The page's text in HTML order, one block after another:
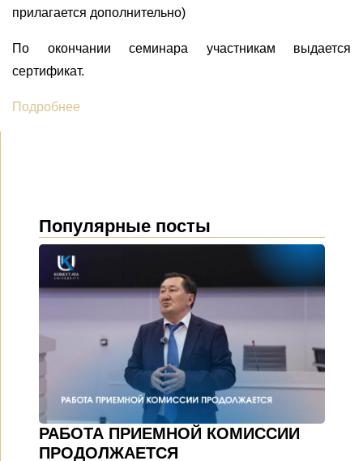
прилагается дополнительно)
По окончании семинара участникам выдается
сертификат.
Подробнее
Популярные посты
РАБОТА ПРИЕМНОЙ КОМИССИИ
ПРОДОЛЖАЕТСЯ